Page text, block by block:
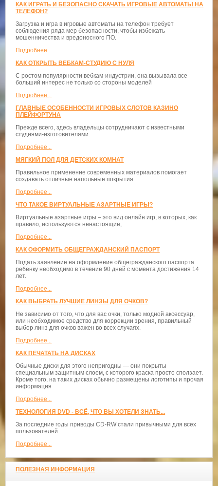
КАК ИГРАТЬ И БЕЗОПАСНО СКАЧАТЬ ИГРОВЫЕ АВТОМАТЫ НА
ТЕЛЕФОН?
Загрузка и игра в игровые автоматы на телефон требует
соблюдения ряда мер безопасности, чтобы избежать
мошенничества и вредоносного ПО.
Подробнее...
КАК ОТКРЫТЬ ВЕБКАМ-СТУДИЮ С НУЛЯ
С ростом популярности вебкам-индустрии, она вызывала все
больший интерес не только со стороны моделей
Подробнее...
ГЛАВНЫЕ ОСОБЕННОСТИ ИГРОВЫХ СЛОТОВ КАЗИНО
ПЛЕЙФОРТУНА
Прежде всего, здесь владельцы сотрудничают с известными
студиями-изготовителями.
Подробнее...
МЯГКИЙ ПОЛ ДЛЯ ДЕТСКИХ КОМНАТ
Правильное применение современных материалов помогает
создавать отличные напольные покрытия
Подробнее...
ЧТО ТАКОЕ ВИРТУАЛЬНЫЕ АЗАРТНЫЕ ИГРЫ?
Виртуальные азартные игры – это вид онлайн игр, в которых, как
правило, используются ненастоящие,
Подробнее...
КАК ОФОРМИТЬ ОБЩЕГРАЖДАНСКИЙ ПАСПОРТ
Подать заявление на оформление общегражданского паспорта
ребенку необходимо в течение 90 дней с момента достижения 14
лет.
Подробнее...
КАК ВЫБРАТЬ ЛУЧШИЕ ЛИНЗЫ ДЛЯ ОЧКОВ?
Не зависимо от того, что для вас очки, только модной аксессуар,
или необходимое средство для коррекции зрения, правильный
выбор линз для очков важен во всех случаях.
Подробнее...
КАК ПЕЧАТАТЬ НА ДИСКАХ
Обычные диски для этого непригодны — они покрыты
специальным защитным слоем, с которого краска просто сползает.
Кроме того, на таких дисках обычно размещены логотипы и прочая
информация
Подробнее...
ТЕХНОЛОГИЯ DVD - ВСЁ, ЧТО ВЫ ХОТЕЛИ ЗНАТЬ...
За последние годы приводы CD-RW стали привычными для всех
пользователей.
Подробнее...
ПОЛЕЗНАЯ ИНФОРМАЦИЯ